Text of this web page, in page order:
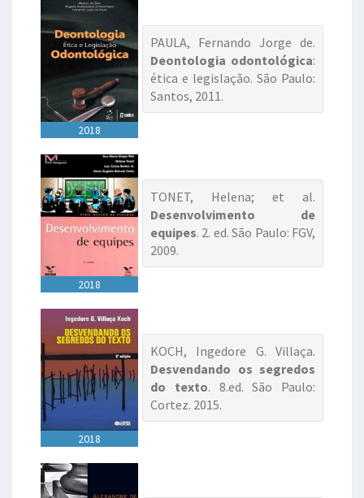
2018
PAULA, Fernando Jorge de.
Deontologia odontológica:
ética e legislação. São Paulo:
Santos, 2011.
2018
TONET, Helena; et al.
Desenvolvimento de
equipes. 2. ed. São Paulo: FGV,
2009.
2018
KOCH, Ingedore G. Villaça.
Desvendando os segredos
do texto. 8.ed. São Paulo:
Cortez. 2015.